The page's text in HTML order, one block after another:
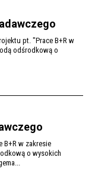
pt. "Prace B+R w
odśrodkową o
B+R w zakresie
o wysokich